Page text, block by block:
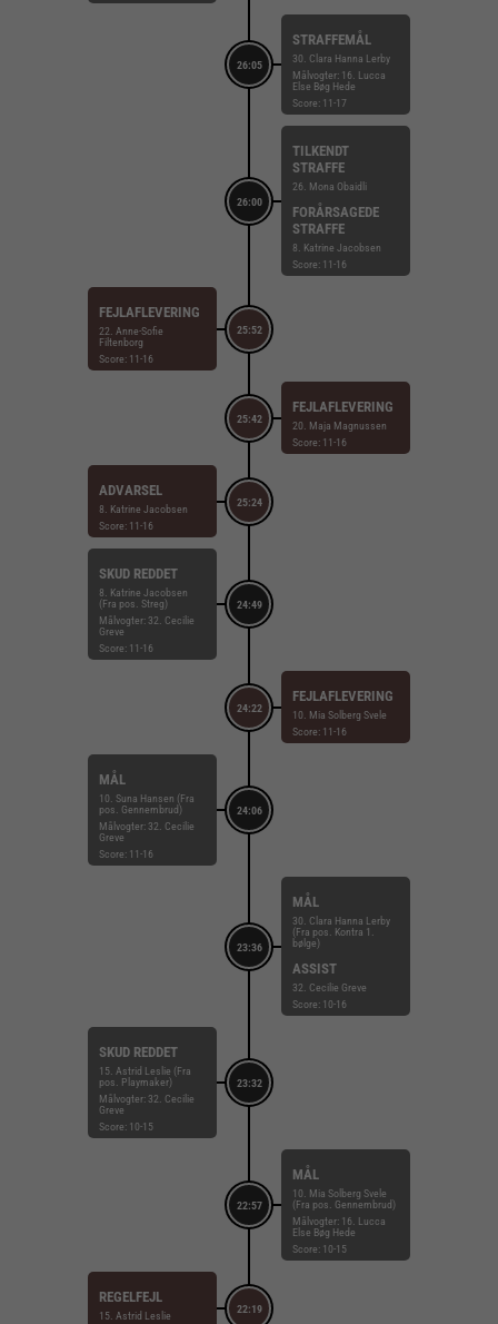
26:05
STRAFFEMÅL
30. Clara Hanna Lerby
Målvogter: 16. Lucca
Else Bøg Hede
Score: 11-17
26:00
TILKENDT
STRAFFE
26. Mona Obaidli
FORÅRSAGEDE
STRAFFE
8. Katrine Jacobsen
Score: 11-16
25:52
FEJLAFLEVERING
22. Anne-Sofie
Filtenborg
Score: 11-16
25:42
FEJLAFLEVERING
20. Maja Magnussen
Score: 11-16
25:24
ADVARSEL
8. Katrine Jacobsen
Score: 11-16
24:49
SKUD REDDET
8. Katrine Jacobsen
(Fra pos. Streg)
Målvogter: 32. Cecilie
Greve
Score: 11-16
24:22
FEJLAFLEVERING
10. Mia Solberg Svele
Score: 11-16
24:06
MÅL
10. Suna Hansen (Fra
pos. Gennembrud)
Målvogter: 32. Cecilie
Greve
Score: 11-16
23:36
MÅL
30. Clara Hanna Lerby
(Fra pos. Kontra 1.
bølge)
ASSIST
32. Cecilie Greve
Score: 10-16
23:32
SKUD REDDET
15. Astrid Leslie (Fra
pos. Playmaker)
Målvogter: 32. Cecilie
Greve
Score: 10-15
22:57
MÅL
10. Mia Solberg Svele
(Fra pos. Gennembrud)
Målvogter: 16. Lucca
Else Bøg Hede
Score: 10-15
22:19
REGELFEJL
15. Astrid Leslie